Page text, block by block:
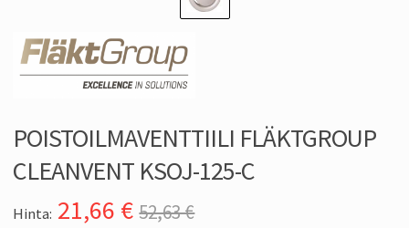
POISTOILMAVENTTIILI FLÄKTGROUP
CLEANVENT KSOJ-125-C
Hinta: 21,66 € 52,63 €